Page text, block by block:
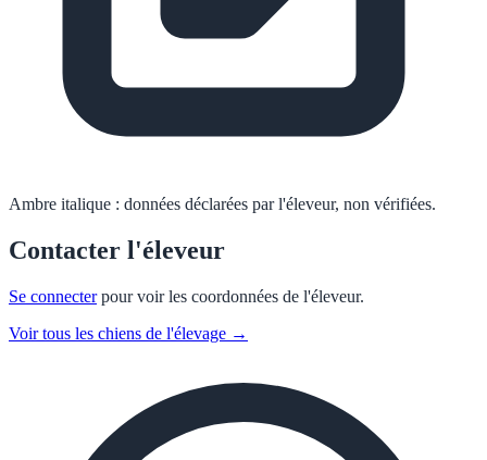
Ambre italique : données déclarées par l'éleveur, non vérifiées.
Contacter l'éleveur
Se connecterpour voir les coordonnées de l'éleveur.
Voir tous les chiens de l'élevage →